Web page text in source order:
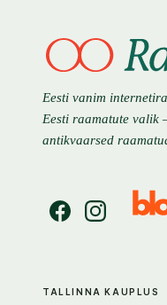
Eesti vanim
Eesti raamatute valik
antikvaarsed
TALLINNA KAUPLUS